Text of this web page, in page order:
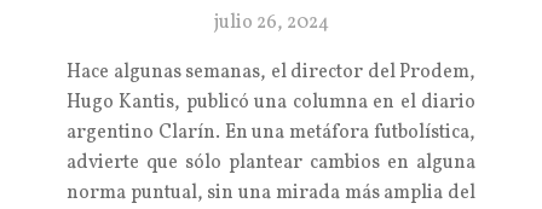
julio 26, 2024
Hace algunas semanas, el director del Prodem,
Hugo Kantis, publicó una columna en el diario
argentino Clarín. En una metáfora futbolística,
advierte que sólo plantear cambios en alguna
norma puntual, sin una mirada más amplia del